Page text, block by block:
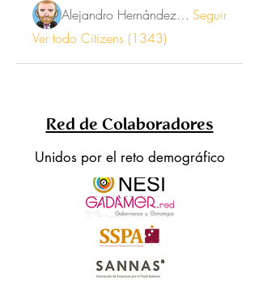
Alejandro Hernández Renner Seguir
Ver todo Citizens (1343)
Red de Colaboradores
Unidos por el reto demográfico